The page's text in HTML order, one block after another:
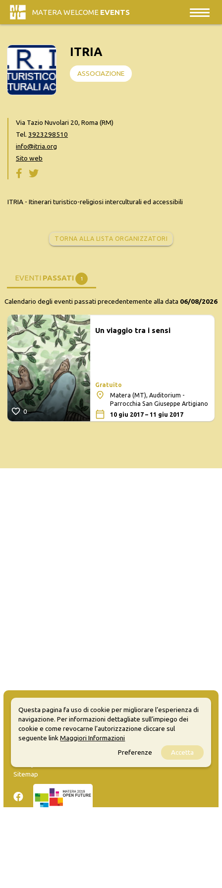
MATERA WELCOME EVENTS
ITRIA
ASSOCIAZIONE
Via Tazio Nuvolari 20, Roma (RM)
Tel. 3923298510
info@itria.org
Sito web
ITRIA - Itinerari turistico-religiosi interculturali ed accessibili
TORNA ALLA LISTA ORGANIZZATORI
EVENTI PASSATI 1
Calendario degli eventi passati precedentemente alla data 06/08/2026
0
Un viaggio tra i sensi
Gratuito
Matera (MT), Auditorium -
Parrocchia San Giuseppe Artigiano
10 giu 2017 – 11 giu 2017
MATERA WELCOME EVENTS
Sitemap
Questa pagina fa uso di cookie per migliorare l’esperienza di
navigazione. Per informazioni dettagliate sull’impiego dei
cookie e come revocarne l’autorizzazione cliccare sul
seguente linkMaggiori Informazioni
Preferenze
Accetta